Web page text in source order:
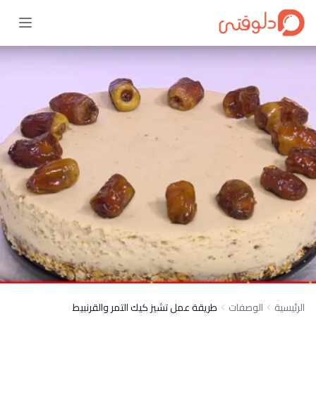
الرئيسية الوصفات طريقة عمل تشيز كيك التمر والقرنبيط